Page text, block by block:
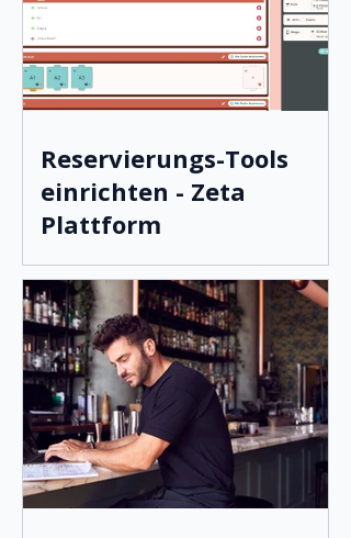
Reservierungs-Tools
einrichten - Zeta
Plattform